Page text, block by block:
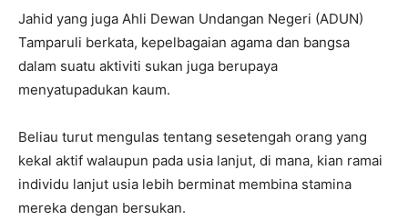
Jahid yang juga Ahli Dewan Undangan Negeri (ADUN)
Tamparuli berkata, kepelbagaian agama dan bangsa
dalam suatu aktiviti sukan juga berupaya
menyatupadukan kaum.
Beliau turut mengulas tentang sesetengah orang yang
kekal aktif walaupun pada usia lanjut, di mana, kian ramai
individu lanjut usia lebih berminat membina stamina
mereka dengan bersukan.